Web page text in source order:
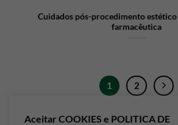
Cuidados pós-procedimento estético
farmacêutica
1 2
Aceitar COOKIES e POLITICA DE